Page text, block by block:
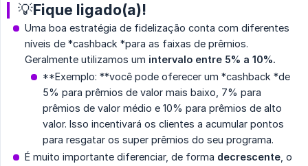
💡Fique ligado(a)!
Uma boa estratégia de fidelização conta com diferentes
níveis de *cashback *para as faixas de prêmios.
Geralmente utilizamos um intervalo entre 5% a 10%.
**Exemplo: **você pode oferecer um *cashback *de
5% para prêmios de valor mais baixo, 7% para
prêmios de valor médio e 10% para prêmios de alto
valor. Isso incentivará os clientes a acumular pontos
para resgatar os super prêmios do seu programa.
É muito importante diferenciar, de forma decrescente , o